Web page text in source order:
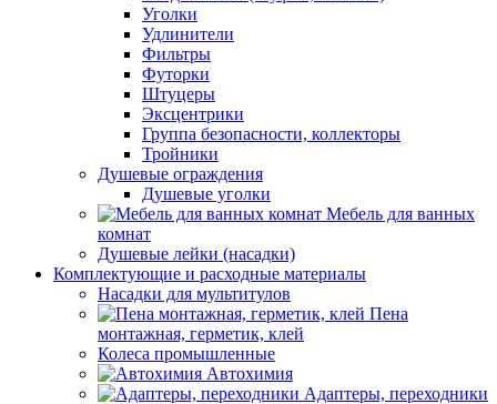
Уголки
Удлинители
Фильтры
Футорки
Штуцеры
Эксцентрики
Группа безопасности, коллекторы
Тройники
Душевые ограждения
Душевые уголки
Мебель для ванных
комнат
Душевые лейки (насадки)
Комплектующие и расходные материалы
Насадки для мультитулов
Пена
монтажная, герметик, клей
Колеса промышленные
Автохимия
Адаптеры, переходники